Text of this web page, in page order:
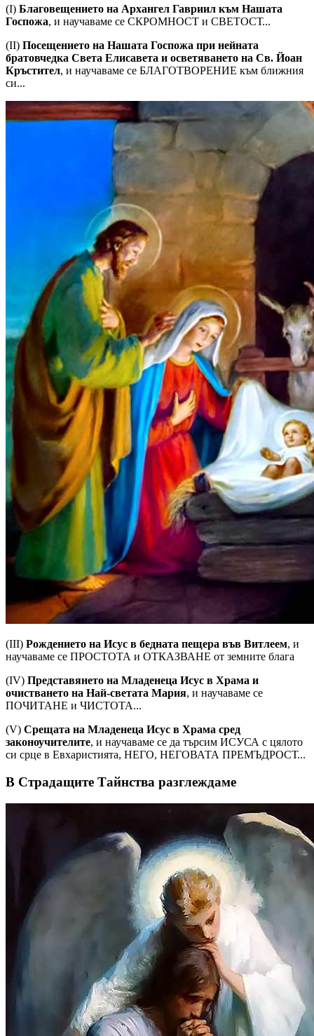
(I) Благовещението на Архангел Гавриил към Нашата
Госпожа, и научаваме се СКРОМНОСТ и СВЕТОСТ...
(II) Посещението на Нашата Госпожа при нейната
братовчедка Света Елисавета и осветяването на Св. Йоан
Кръстител, и научаваме се БЛАГОТВОРЕНИЕ към ближния
си...
(III) Рождението на Исус в бедната пещера във Витлеем, и
научаваме се ПРОСТОТА и ОТКАЗВАНЕ от земните блага
(IV) Представянето на Младенеца Исус в Храма и
очистването на Най-светата Мария, и научаваме се
ПОЧИТАНЕ и ЧИСТОТА...
(V) Срещата на Младенеца Исус в Храма сред
законоучителите, и научаваме се да търсим ИСУСА с цялото
си срце в Евхаристията, НЕГО, НЕГОВАТА ПРЕМЪДРОСТ...
В Страдащите Тайнства разглеждаме